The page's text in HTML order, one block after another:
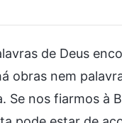
de Deus
obras nem
Se nos fiarmos à